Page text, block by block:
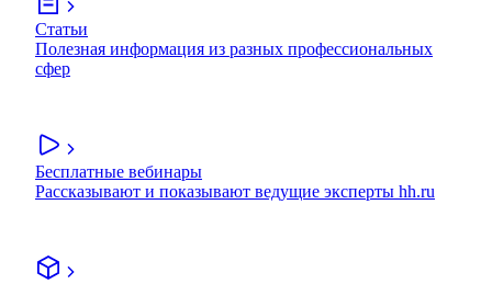
Статьи
Полезная информация из разных профессиональных
сфер
Бесплатные вебинары
Рассказывают и показывают ведущие эксперты hh.ru